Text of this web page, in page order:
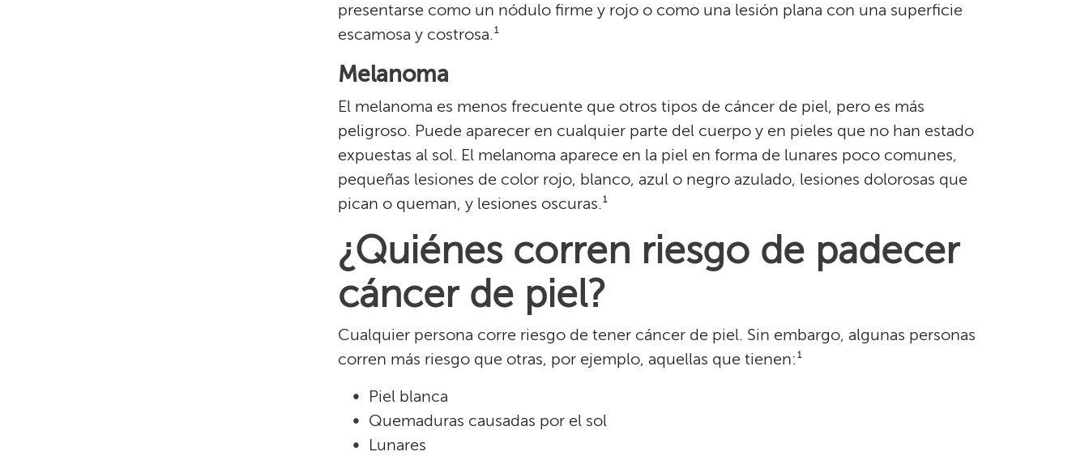
presentarse como un nódulo firme y rojo o como una lesión plana con una superficie
escamosa y costrosa.¹​​
Melanoma​​
El melanoma es menos frecuente que otros tipos de cáncer de piel, pero es más
peligroso. Puede aparecer en cualquier parte del cuerpo y en pieles que no han estado
expuestas al sol. El melanoma aparece en la piel en forma de lunares poco comunes,
pequeñas lesiones de color rojo, blanco, azul o negro azulado, lesiones dolorosas que
pican o queman, y lesiones oscuras.¹​​
¿Quiénes corren riesgo de padecer
cáncer de piel?​​
Cualquier persona corre riesgo de tener cáncer de piel. Sin embargo, algunas personas
corren más riesgo que otras, por ejemplo, aquellas que tienen:¹​​
Piel blanca​​
Quemaduras causadas por el sol​​
Lunares​​